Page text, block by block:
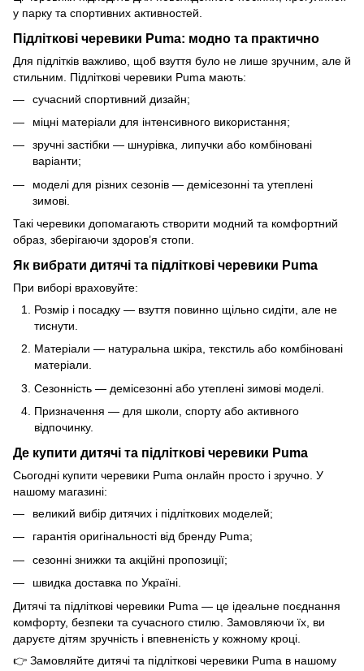
у парку та спортивних активностей.
Підліткові черевики Puma: модно та практично
Для підлітків важливо, щоб взуття було не лише зручним, але й
стильним. Підліткові черевики Puma мають:
сучасний спортивний дизайн;
міцні матеріали для інтенсивного використання;
зручні застібки — шнурівка, липучки або комбіновані
варіанти;
моделі для різних сезонів — демісезонні та утеплені
зимові.
Такі черевики допомагають створити модний та комфортний
образ, зберігаючи здоров’я стопи.
Як вибрати дитячі та підліткові черевики Puma
При виборі враховуйте:
Розмір і посадку — взуття повинно щільно сидіти, але не
тиснути.
Матеріали — натуральна шкіра, текстиль або комбіновані
матеріали.
Сезонність — демісезонні або утеплені зимові моделі.
Призначення — для школи, спорту або активного
відпочинку.
Де купити дитячі та підліткові черевики Puma
Сьогодні купити черевики Puma онлайн просто і зручно. У
нашому магазині:
великий вибір дитячих і підліткових моделей;
гарантія оригінальності від бренду Puma;
сезонні знижки та акційні пропозиції;
швидка доставка по Україні.
Дитячі та підліткові черевики Puma — це ідеальне поєднання
комфорту, безпеки та сучасного стилю. Замовляючи їх, ви
даруєте дітям зручність і впевненість у кожному кроці.
👉 Замовляйте дитячі та підліткові черевики Puma в нашому